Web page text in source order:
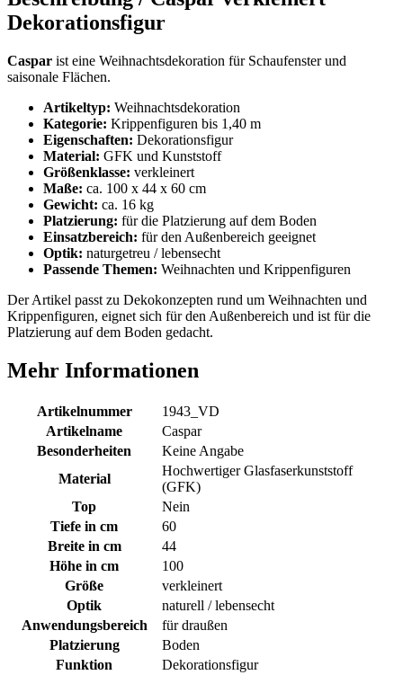
Dekorationsfigur
Caspar ist eine Weihnachtsdekoration für Schaufenster und
saisonale Flächen.
Artikeltyp: Weihnachtsdekoration
Kategorie: Krippenfiguren bis 1,40 m
Eigenschaften: Dekorationsfigur
Material: GFK und Kunststoff
Größenklasse: verkleinert
Maße: ca. 100 x 44 x 60 cm
Gewicht: ca. 16 kg
Platzierung: für die Platzierung auf dem Boden
Einsatzbereich: für den Außenbereich geeignet
Optik: naturgetreu / lebensecht
Passende Themen: Weihnachten und Krippenfiguren
Der Artikel passt zu Dekokonzepten rund um Weihnachten und
Krippenfiguren, eignet sich für den Außenbereich und ist für die
Platzierung auf dem Boden gedacht.
Mehr Informationen
Artikelnummer
1943_VD
Artikelname
Caspar
Besonderheiten
Keine Angabe
Material
Hochwertiger Glasfaserkunststoff
(GFK)
Top
Nein
Tiefe in cm
60
Breite in cm
44
Höhe in cm
100
Größe
verkleinert
Optik
naturell / lebensecht
Anwendungsbereich
für draußen
Platzierung
Boden
Funktion
Dekorationsfigur